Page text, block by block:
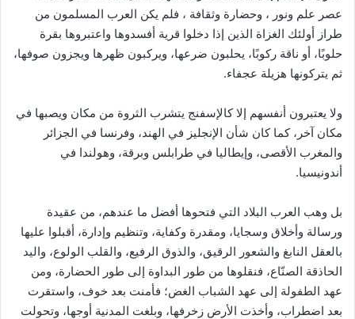
عصر علم ونور ، وحضارة وثقافة ، فلم يكن العرب المسلمون من
طراز أولئك الغزاة الذين إذا دخلوا قرية أفسدوها واعتبروها بقرة
حلوبًا، أو ناقة ركوبًا، يحلبون ضرعها، ويركبون ظهرها ويجزون صوفها،
ثم يتركونها هزيلة عجفاء.
ولا يعتبرون أنفسهم إلا كالإسفنج يتشرب الثروة من مكان ويصبها في
مكان آخر، كما كان شأن الإنجليز في الهند، وفرنسا في الجزائر
والمغرب الأقصى، وإيطاليا في طرابلس وبرقة، وهولندا في
أندونيسيا.
بل وهب العرب البلاد التي فتحوها أفضل ما عندهم، من عقيدة
ورسالة وأخلاق وسجايا، ومقدرة وكفاية، وتنظيم وإدارة، أقبلوا عليها
بالعقل النابغ والشعور الرقيق، والذوق الرفيع، والقلب الولوع، واليد
الحاذقة الصنّاع، فنقلوها من طور البداوة إلى طور الحضارة، ومن
عهد الطفولة إلى عهد الشباب الغض؛ فأمنت بعد خوف، واستقرت
بعد اضطراب، وأخذت الأرض زخرفها، وبلغت المدنية أوجها، وتحولت